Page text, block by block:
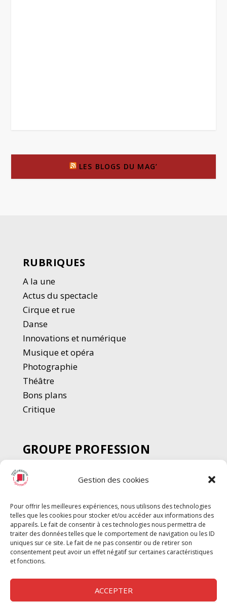
Gestion des cookies
Pour offrir les meilleures expériences, nous utilisons des technologies
telles que les cookies pour stocker et/ou accéder aux informations des
appareils. Le fait de consentir à ces technologies nous permettra de
traiter des données telles que le comportement de navigation ou les ID
uniques sur ce site. Le fait de ne pas consentir ou de retirer son
consentement peut avoir un effet négatif sur certaines caractéristiques
et fonctions.
ACCEPTER
LES BLOGS DU MAG’
RUBRIQUES
A la une
Actus du spectacle
Cirque et rue
Danse
Innovations et numérique
Musique et opéra
Photographie
Théâtre
Bons plans
Critique
GROUPE PROFESSION
SPECTACLE
Chèque Intermittents
Chèque Compta
Chèque Emploi Spectacle
G-Pods
Profession Audio-visuel